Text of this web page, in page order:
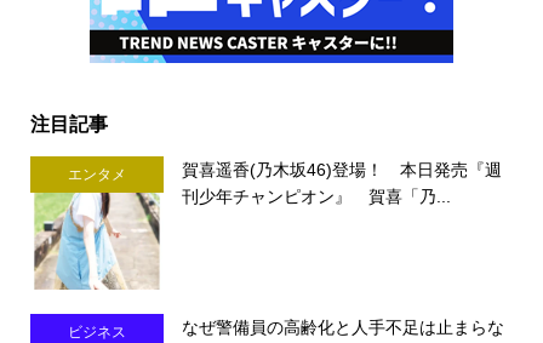
注目記事
エンタメ
賀喜遥香(乃木坂46)登場！ 本日発売『週
刊少年チャンピオン』 賀喜「乃...
ビジネス
なぜ警備員の高齢化と人手不足は止まらな